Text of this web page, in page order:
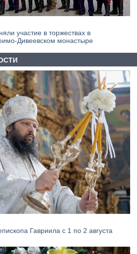
участие в торжествах в
монастыре
Гавриила с 1 по 2 августа